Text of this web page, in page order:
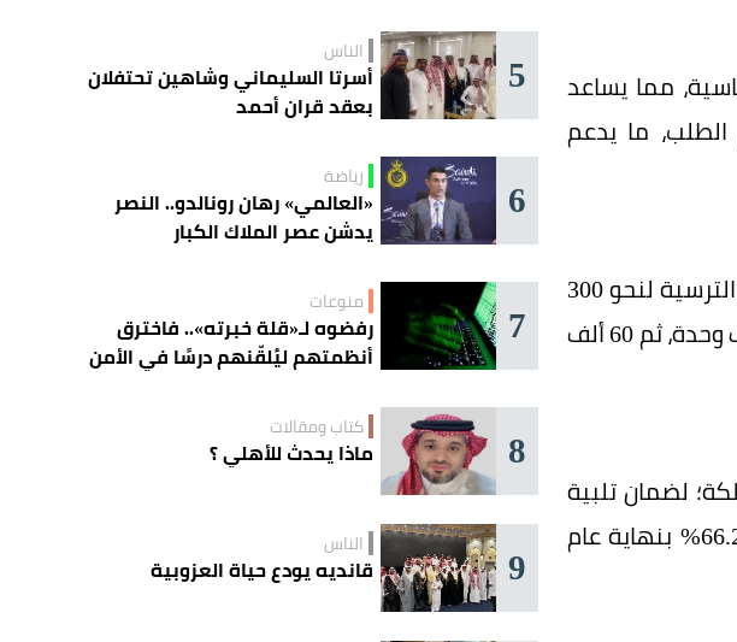
مما يساعد
ما يدعم
وأوضح أن برنامج الإسكان يهدف لبناء 600 ألف وحدة سكنية حتى عام 2030، وقد تمت الترسية لنحو 300
ألف وحدة حتى عام 2025. والمستهدف للعام الحالي 65 ألف وحدة، والعام القادم 85 ألف وحدة، ثم 60 ألف
من 70% من سكان المملكة؛ لضمان تلبية
الطلب المتزايد. وأضاف أن نسبة تملك الأسر للمساكن تجاوزت المستهدف، إذ بلغت 66.2% بنهاية عام
5 الناس
أسرتا السليماني وشاهين تحتفلان
بعقد قران أحمد
6 رياضة
«العالمي» رهان رونالدو.. النصر
يدشن عصر الملاك الكبار
7 منوعات
رفضوه لـ«قلة خبرته».. فاخترق
أنظمتهم ليُلقّنهم درسًا في الأمن
8 كتاب ومقالات
ماذا يحدث للأهلي ؟
9 الناس
قانديه يودع حياة العزوبية